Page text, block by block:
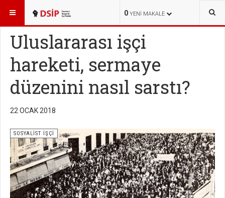
0 YENI MAKALE
BURADASINIZ: YAYINLAR SOSYALİST İŞÇİ
Uluslararası işçi
hareketi, sermaye
düzenini nasıl sarstı?
22 OCAK 2018
SOSYALİST İŞÇİ